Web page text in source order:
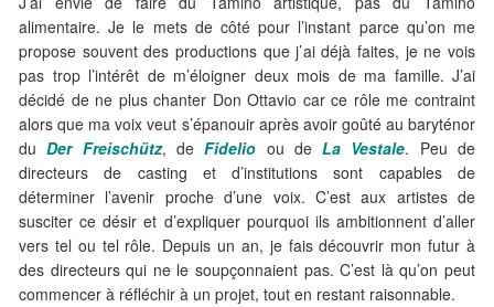
alimentaire. Je le mets de côté pour l’instant parce qu’on me
propose souvent des productions que j’ai déjà faites, je ne vois
pas trop l’intérêt de m’éloigner deux mois de ma famille. J’ai
décidé de ne plus chanter Don Ottavio car ce rôle me contraint
alors que ma voix veut s’épanouir après avoir goûté au baryténor
duDer Freischütz, deFidelio ou deLa Vestale. Peu de
directeurs de casting et d’institutions sont capables de
déterminer l’avenir proche d’une voix. C’est aux artistes de
susciter ce désir et d’expliquer pourquoi ils ambitionnent d’aller
vers tel ou tel rôle. Depuis un an, je fais découvrir mon futur à
des directeurs qui ne le soupçonnaient pas. C’est là qu’on peut
commencer à réfléchir à un projet, tout en restant raisonnable.